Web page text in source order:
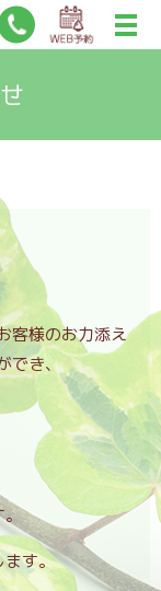
客様のお力添え
でき、
。
ます。